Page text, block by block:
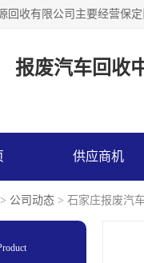
报废汽车回收
供应商机
> 公司动态 > 石家庄报废汽